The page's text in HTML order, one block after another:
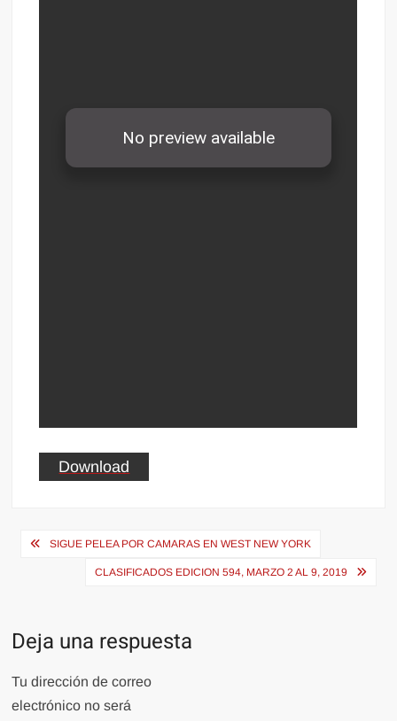
Download
Navegación
SIGUE PELEA POR CAMARAS EN WEST NEW YORK
CLASIFICADOS EDICION 594, MARZO 2 AL 9, 2019
Deja una respuesta
Tu dirección de correo
electrónico no será